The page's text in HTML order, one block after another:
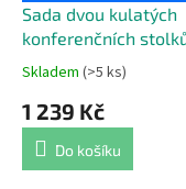
Sada dvou kulatých
konferenčních
Průměrné
produktu
4,4
Skladem (>5 ks)
1 239 Kč
Do košíku